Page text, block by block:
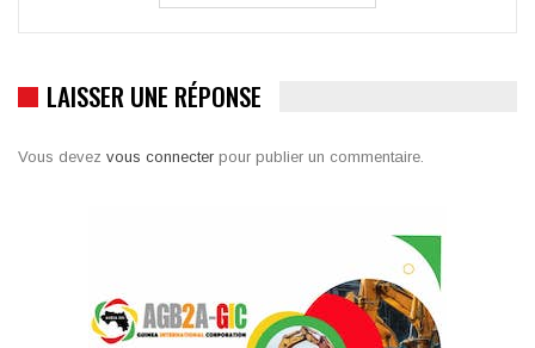
LAISSER UNE RÉPONSE
Vous devez vous connecter pour publier un commentaire.